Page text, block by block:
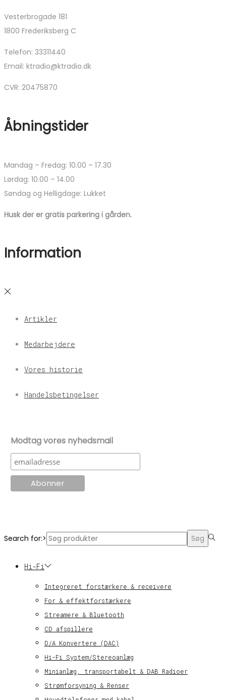
Vesterbrogade 181
1800 Frederiksberg C
Telefon: 33311440
Email: ktradio@ktradio.dk
CVR: 20475870
Åbningstider
Mandag – Fredag: 10.00 – 17.30
Lørdag: 10.00 – 14.00
Søndag og Helligdage: Lukket
Husk der er gratis parkering i gården.
Information
Artikler
Medarbejdere
Vores historie
Handelsbetingelser
Modtag vores nyhedsmail
Search for:> Søg
Hi-Fi
Integreret forstærkere & receivere
For & effektforstærkere
Streamere & Bluetooth
CD afspillere
D/A Konvertere (DAC)
Hi-Fi System/Stereoanlæg
Minianlæg, transportabelt & DAB Radioer
Strømforsyning & Renser